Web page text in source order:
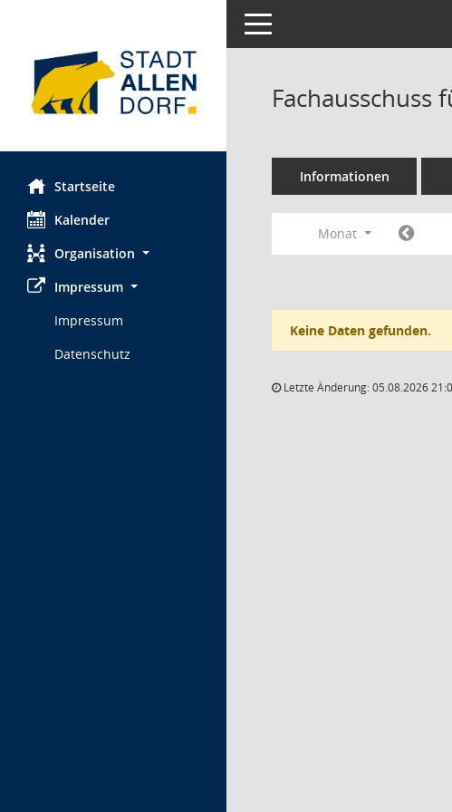
Startseite
Kalender
Organisation
Impressum
Impressum
Datenschutz
Toggle navigation
Fachausschuss
Informationen
Monat
Keine Daten gefunden.
Letzte Änderung: 05.08.2026